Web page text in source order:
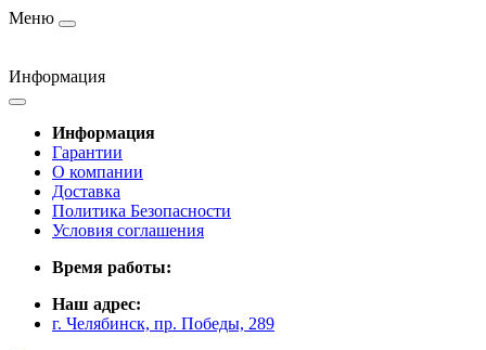
Меню
Информация
Информация
Гарантии
О компании
Доставка
Политика Безопасности
Условия соглашения
Время работы:
Наш адрес:
г. Челябинск, пр. Победы, 289